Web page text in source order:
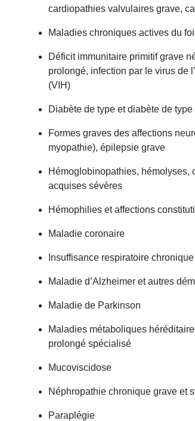
cardiopathies valvulaires grave,
Maladies chroniques actives du
Déficit immunitaire primitif grave
prolongé, infection par le virus de
(VIH)
Diabète de type et diabète de type
Formes graves des affections
myopathie), épilepsie grave
Hémoglobinopathies, hémolyses,
acquises sévères
Hémophilies et affections
Maladie coronaire
Insuffisance respiratoire
Maladie d’Alzheimer et autres
Maladie de Parkinson
Maladies métaboliques
prolongé spécialisé
Mucoviscidose
Néphropathie chronique grave et
Paraplégie